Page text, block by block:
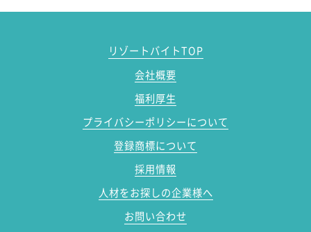
リゾートバイトTOP
会社概要
福利厚生
プライバシーポリシーについて
登録商標について
採用情報
人材をお探しの企業様へ
お問い合わせ